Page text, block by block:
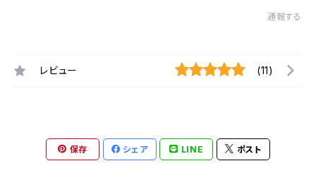
通報する
レビュー (11)
保存 シェア LINE ポスト